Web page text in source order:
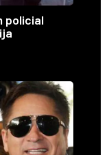
policial